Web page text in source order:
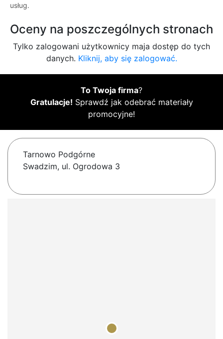
usług.
Oceny na poszczególnych stronach
Tylko zalogowani użytkownicy maja dostęp do tych
danych. Kliknij, aby się zalogować.
To Twoja firma?
Gratulacje! Sprawdź jak odebrać materiały
promocyjne!
Tarnowo Podgórne
Swadzim, ul. Ogrodowa 3